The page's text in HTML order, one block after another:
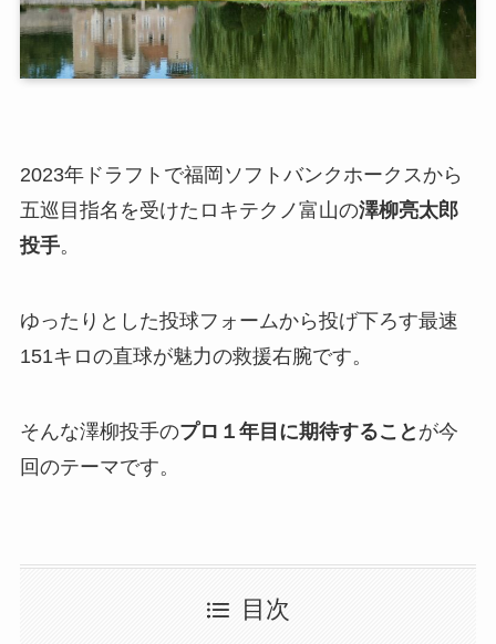
2023年ドラフトで福岡ソフトバンクホークスから
五巡目指名を受けたロキテクノ富山の澤柳亮太郎
投手。
ゆったりとした投球フォームから投げ下ろす最速
151キロの直球が魅力の救援右腕です。
そんな澤柳投手のプロ１年目に期待すること が今
回のテーマです。
目次